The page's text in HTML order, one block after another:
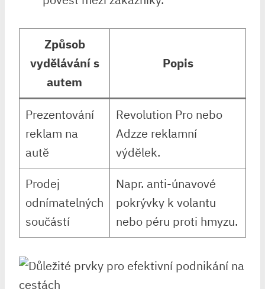
Způsob
vydělávání s
autem
Popis
Prezentování
reklam na
autě
Revolution Pro nebo
Adzze reklamní
výdělek.
Prodej
odnímatelných
součástí
Napr. anti-únavové
pokrývky k volantu
nebo péru proti hmyzu.